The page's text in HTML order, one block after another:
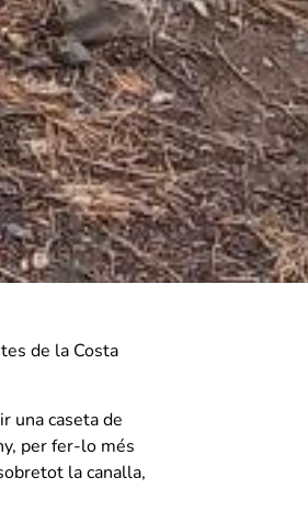
de la Costa
una caseta de
per fer-lo més
la canalla,